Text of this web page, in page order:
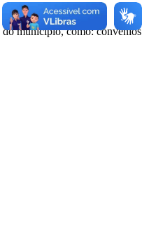
do município, como: convênios